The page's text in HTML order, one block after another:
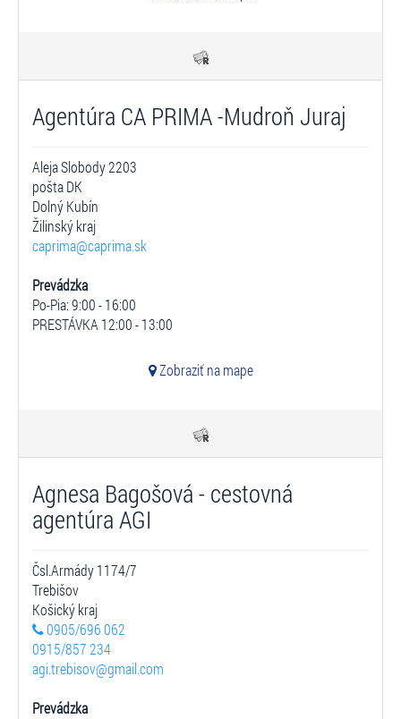
Agentúra CA PRIMA -Mudroň Juraj
Aleja Slobody 2203
pošta DK
Dolný Kubín
Žilinský kraj
caprima@caprima.sk
Prevádzka
Po-Pia: 9:00 - 16:00
PRESTÁVKA 12:00 - 13:00
Zobraziť na mape
Agnesa Bagošová - cestovná
agentúra AGI
Čsl.Armády 1174/7
Trebišov
Košický kraj
0905/696 062
0915/857 234
agi.trebisov@gmail.com
Prevádzka